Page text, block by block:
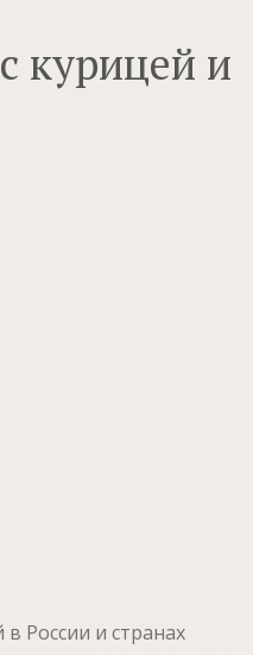
курицей и
России и странах